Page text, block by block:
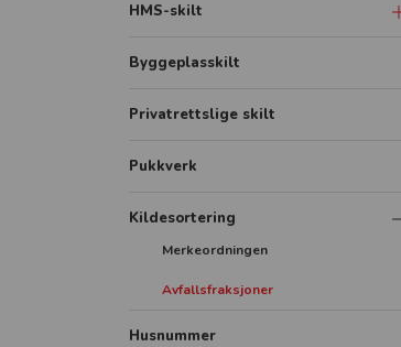
HMS-skilt
Advarsel og fare
Brann
Redning og rømning
Diverse
Byggeplasskilt
Privatrettslige skilt
Pukkverk
Kildesortering
Merkeordningen
Avfallsfraksjoner
Husnummer